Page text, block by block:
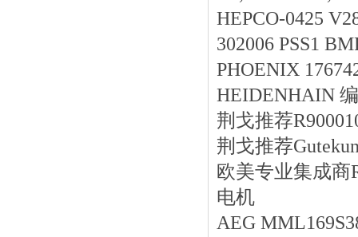
HEPCO-0425
302006 PSS1
PHOENIX
HEIDENHAIN
荆戈推荐
荆戈推荐
欧美专业集成商
电机
AEG